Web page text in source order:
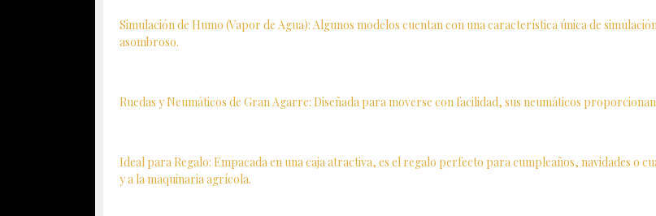
Simulación de Humo (Vapor de Agua): Algunos modelos cuentan con una característica única de
asombroso.
Ruedas y Neumáticos de Gran Agarre: Diseñada para moverse con facilidad, sus neumáticos
Ideal para Regalo: Empacada en una caja atractiva, es el regalo perfecto para cumpleaños, navidades o
y a la maquinaria agrícola.